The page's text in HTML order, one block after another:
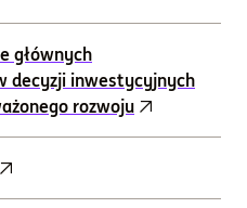
głównych
decyzji inwestycyjnych
rozwoju